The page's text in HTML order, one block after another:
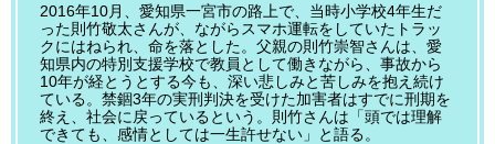
2016年10月、愛知県一宮市の路上で、当時小学校4年生だ
った則竹敬太さんが、ながらスマホ運転をしていたトラッ
クにはねられ、命を落とした。父親の則竹崇智さんは、愛
知県内の特別支援学校で教員として働きながら、事故から
10年が経とうとする今も、深い悲しみと苦しみを抱え続け
ている。禁錮3年の実刑判決を受けた加害者はすでに刑期を
終え、社会に戻っているという。則竹さんは「頭では理解
できても、感情としては一生許せない」と語る。